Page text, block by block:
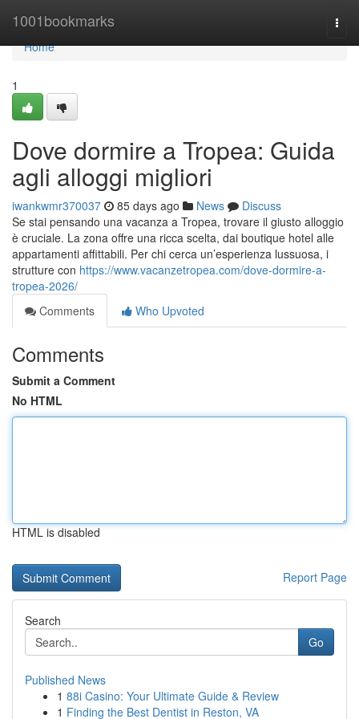
1001bookmarks
Home
Home
1
Dove dormire a Tropea: Guida
agli alloggi migliori
iwankwmr370037 85 days ago News
Discuss
Se stai pensando una vacanza a Tropea, trovare il giusto alloggio
è cruciale. La zona offre una ricca scelta, dai boutique hotel alle
appartamenti affittabili. Per chi cerca un’esperienza lussuosa, i
strutture con https://www.vacanzetropea.com/dove-dormire-a-
tropea-2026/
Comments
Who Upvoted
Comments
Submit a Comment
No HTML
HTML is disabled
Report Page
Search
Go
Published News
1 88i Casino: Your Ultimate Guide & Review
1 Finding the Best Dentist in Reston, VA